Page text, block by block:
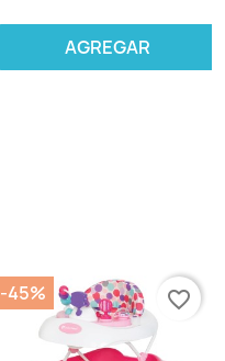
AGREGAR
-45% favorite_border